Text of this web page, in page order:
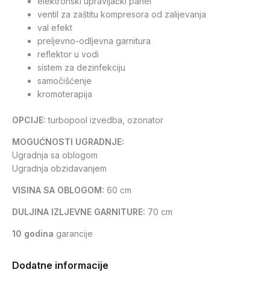
ventil za zaštitu kompresora od zalijevanja
val efekt
preljevno-odljevna garnitura
reflektor u vodi
sistem za dezinfekciju
samočišćenje
kromoterapija
OPCIJE: turbopool izvedba, ozonator
MOGUĆNOSTI UGRADNJE:
Ugradnja sa oblogom
Ugradnja obzidavanjem
VISINA SA OBLOGOM: 60 cm
DULJINA IZLJEVNE GARNITURE: 70 cm
10 godina garancije
Dodatne informacije